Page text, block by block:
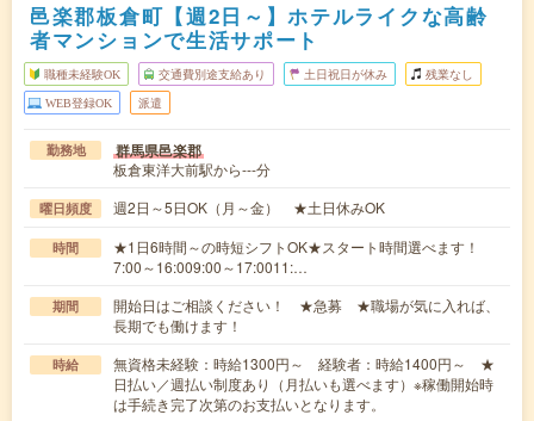
邑楽郡板倉町【週2日～】ホテルライクな高齢
者マンションで生活サポート
職種未経験OK 交通費別途支給あり 土日祝日が休み 残業なし
WEB登録OK 派遣
勤務地 群馬県邑楽郡
板倉東洋大前駅から---分
曜日頻度 週2日～5日OK（月～金） ★土日休みOK
時間
★1日6時間～の時短シフトOK★スタート時間選べます！
7:00～16:009:00～17:0011:…
期間
開始日はご相談ください！ ★急募 ★職場が気に入れば、
長期でも働けます！
時給
無資格未経験：時給1300円～ 経験者：時給1400円～ ★
日払い／週払い制度あり（月払いも選べます）※稼働開始時
は手続き完了次第のお支払いとなります。